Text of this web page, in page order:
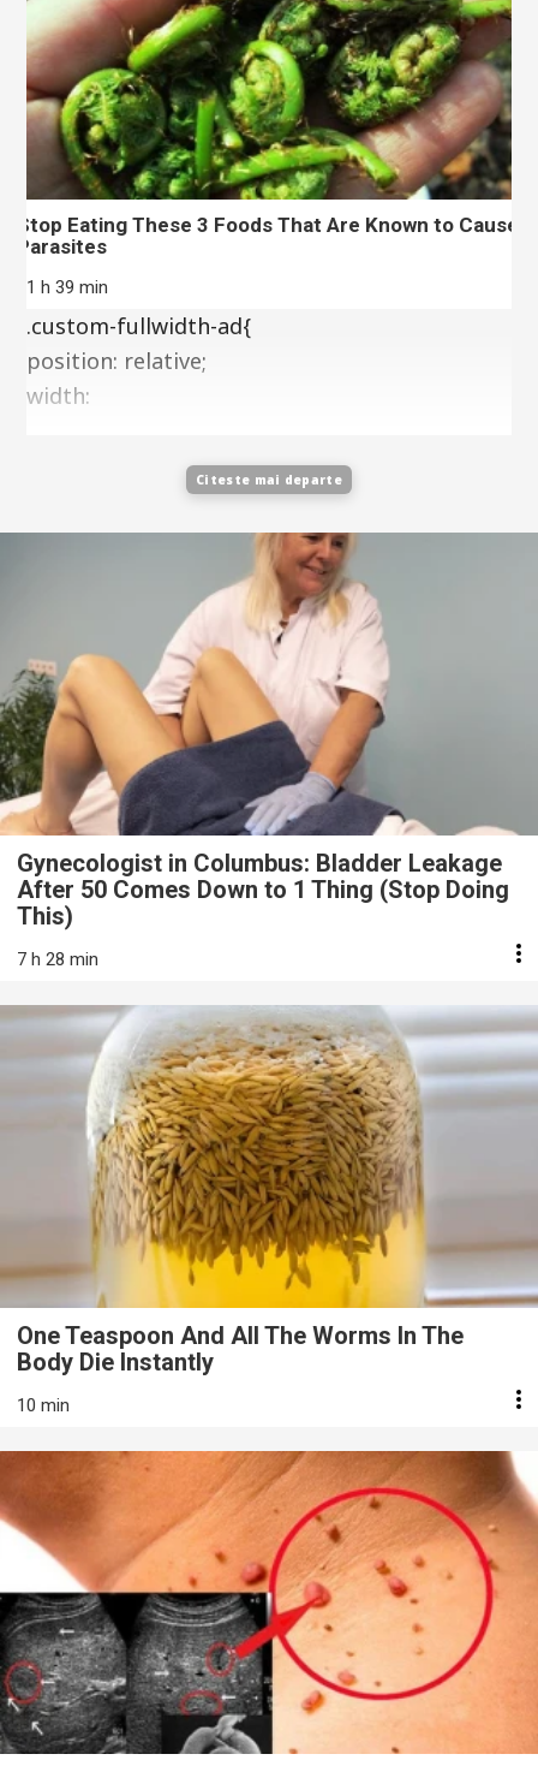
Stop Eating These 3 Foods That Are Known to Cause
Parasites
11 h 39 min
.custom-fullwidth-ad{
position: relative;
width:
Citeste mai departe
Gynecologist in Columbus: Bladder Leakage
After 50 Comes Down to 1 Thing (Stop Doing
This)
7 h 28 min
One Teaspoon And All The Worms In The
Body Die Instantly
10 min